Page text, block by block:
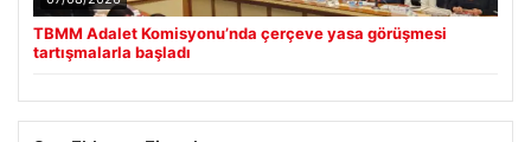
TBMM Adalet Komisyonu’nda çerçeve yasa görüşmesi
tartışmalarla başladı